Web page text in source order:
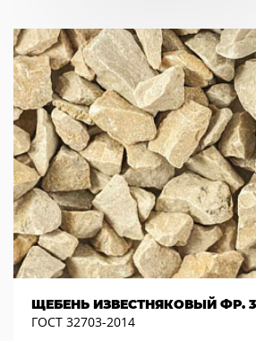
ЩЕБЕНЬ ИЗВЕСТНЯКОВЫЙ ФР.
ГОСТ 32703-2014